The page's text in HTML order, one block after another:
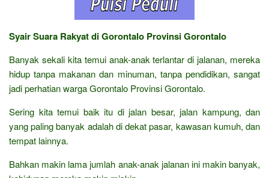
Syair Suara Rakyat di Gorontalo Provinsi Gorontalo
Banyak sekali kita temui anak-anak terlantar di jalanan, mereka
hidup tanpa makanan dan minuman, tanpa pendidikan, sangat
jadi perhatian warga Gorontalo Provinsi Gorontalo.
Sering kita temui baik itu di jalan besar, jalan kampung, dan
yang paling banyak adalah di dekat pasar, kawasan kumuh, dan
tempat lainnya.
Bahkan makin lama jumlah anak-anak jalanan ini makin banyak,